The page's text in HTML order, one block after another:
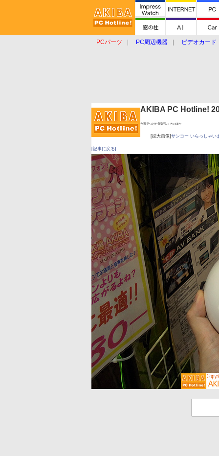
PCパーツ PC周辺機器
ビデオカード
AKIBA PC Hotline!
今週見つけた新製品：そのほか
[拡大画像] サンコー いらっしゃい
[記事に戻る]